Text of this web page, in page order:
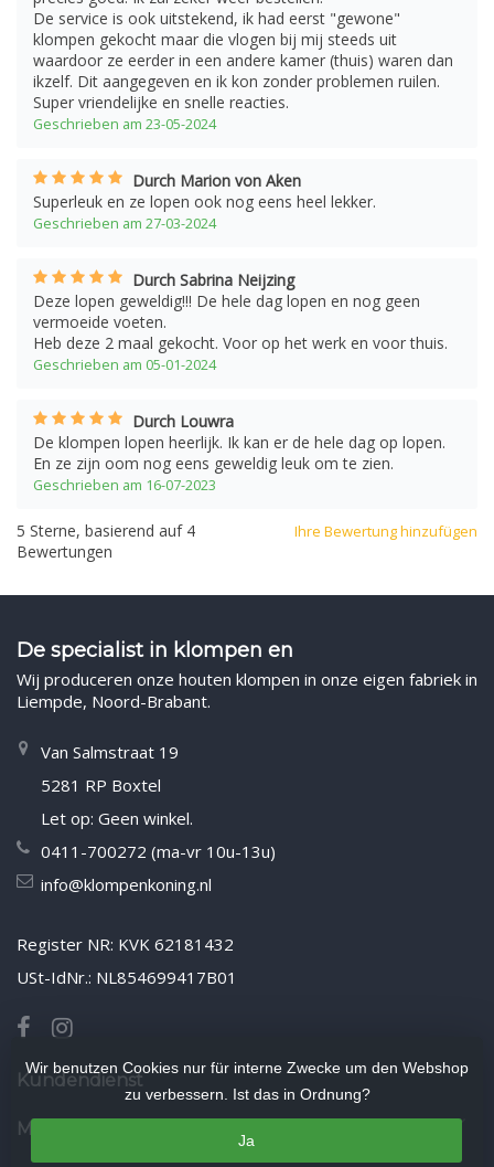
De service is ook uitstekend, ik had eerst "gewone"
klompen gekocht maar die vlogen bij mij steeds uit
waardoor ze eerder in een andere kamer (thuis) waren dan
ikzelf. Dit aangegeven en ik kon zonder problemen ruilen.
Super vriendelijke en snelle reacties.
Geschrieben am 23-05-2024
Durch Marion von Aken
Superleuk en ze lopen ook nog eens heel lekker.
Geschrieben am 27-03-2024
Durch Sabrina Neijzing
Deze lopen geweldig!!! De hele dag lopen en nog geen
vermoeide voeten.
Heb deze 2 maal gekocht. Voor op het werk en voor thuis.
Geschrieben am 05-01-2024
Durch Louwra
De klompen lopen heerlijk. Ik kan er de hele dag op lopen.
En ze zijn oom nog eens geweldig leuk om te zien.
Geschrieben am 16-07-2023
Ihre Bewertung hinzufügen
5 Sterne, basierend auf 4
Bewertungen
De specialist in klompen en
Wij produceren onze houten klompen in onze eigen fabriek in
Liempde, Noord-Brabant.
Van Salmstraat 19
5281 RP Boxtel
Let op: Geen winkel.
0411-700272 (ma-vr 10u-13u)
info@klompenkoning.nl
Register NR: KVK 62181432
USt-IdNr.: NL854699417B01
Kundendienst
Mein Konto
Wir benutzen Cookies nur für interne Zwecke um den Webshop
zu verbessern. Ist das in Ordnung?
Ja